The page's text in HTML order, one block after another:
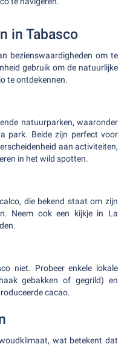
in Tabasco
bezienswaardigheden om te
gebruik om de natuurlijke
te ontdekennen.
natuurparken, waaronder
park. Beide zijn perfect voor
aan activiteiten,
in het wild spotten.
die bekend staat om zijn
Neem ook een kijkje in La
niet. Probeer enkele lokale
gebakken of gegrild) en
cacao.
wat betekent dat